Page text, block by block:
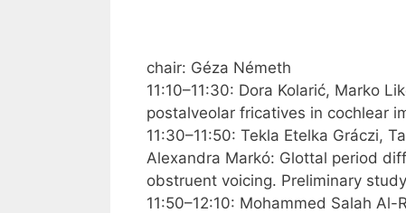
chair: Géza Németh
11:10–11:30: Dora Kolarić, Marko
postalveolar fricatives in cochlear
11:30–11:50: Tekla Etelka Gráczi,
Alexandra Markó: Glottal period
obstruent voicing. Preliminary
11:50–12:10: Mohammed Salah